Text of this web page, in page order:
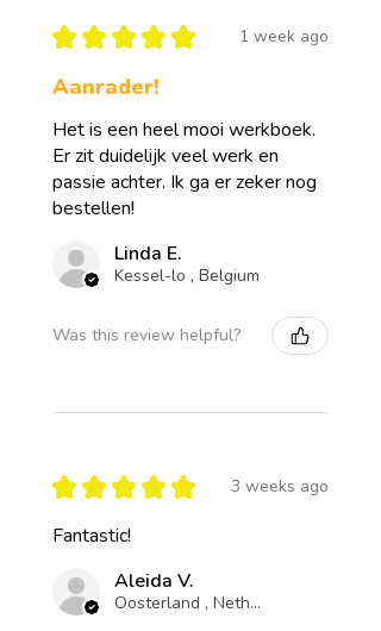
★ ★ ★ ★ ★ 1 week ago
Aanrader!
Het is een heel mooi werkboek.
Er zit duidelijk veel werk en
passie achter. Ik ga er zeker nog
bestellen!
Linda E.
Kessel-lo , Belgium
Was this review helpful?
★ ★ ★ ★ ★ 3 weeks ago
Fantastic!
Aleida V.
Oosterland , Netherlands